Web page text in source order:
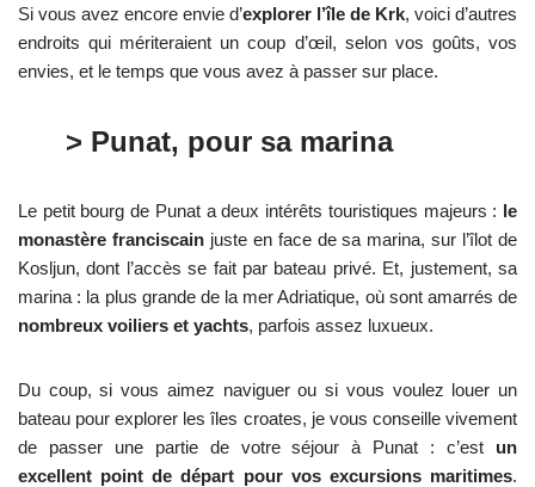
Si vous avez encore envie d’explorer l’île de Krk, voici d’autres
endroits qui mériteraient un coup d’œil, selon vos goûts, vos
envies, et le temps que vous avez à passer sur place.
> Punat, pour sa marina
Le petit bourg de Punat a deux intérêts touristiques majeurs : le
monastère franciscainjuste en face de sa marina, sur l’îlot de
Kosljun, dont l’accès se fait par bateau privé. Et, justement, sa
marina : la plus grande de la mer Adriatique, où sont amarrés de
nombreux voiliers et yachts, parfois assez luxueux.
Du coup, si vous aimez naviguer ou si vous voulez louer un
bateau pour explorer les îles croates, je vous conseille vivement
de passer une partie de votre séjour à Punat : c’est un
excellent point de départ pour vos excursions maritimes.